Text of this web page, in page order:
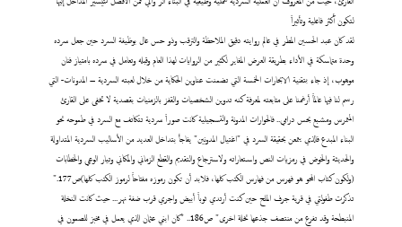
لتكون أكثر فاعلية وتأثيراً
لقد كان عبد الحسين المطر في عالم روايته دقيق الملاحظة والترقب وذو حس عال بوظيفة السرد حين جعل سرده
وحدة متماسكة في الأداء بطريقة العرض المغاير لكثير من الروايات لهذا العام وقبله وتعامل في سرده بامتياز فنان
موهوب، إذ جاء بتقنية الابحارات الخمسة التي تضمنت عناوين الحكاية من خلال لعبته السردية – المدونات- التي
رسم لنا فيها عالماً أرغمنا على متابعته لمعرفة كنه تدوين الشخصيات والقفز بالزمنيات بقصدية لا تخفى على القارئ
المتمرس ومشبع بحس درامي.. فالحوارات المدونة والتسجيلية كانت صوراً سردية تتكاتف مع السرد في طموحه نحو
البناء المبدع فالذي يتمعن بحقيقة السرد في "اغتيال المدونين" يفاجأ بتداخل العديد من الأساليب السردية المتداولة
والحديثة والخوض في رمزيات النص واستعاراته ولاسترجاع والتقديم والقطع الزماني والمكاني وتيار الوعي والخطابات
(ولكون كتاب المحو هو فهرس من فهارس الكتب كلها، فلابد أن تكون رموزه مفتاحاً لرموز الكتب كلها)ص177."
تذكرت طفولتي في قرية جرف الملح حين كنت أرتدي ثوباً أبيض واجري قرب ضفة نهر... حيث كانت النخلة
المنبطحة وقد تفرع من منتصف جذعها نخلة اخرى" ص186.. "كان ابني عثمان الذي يعمل في مخبز للصمون في